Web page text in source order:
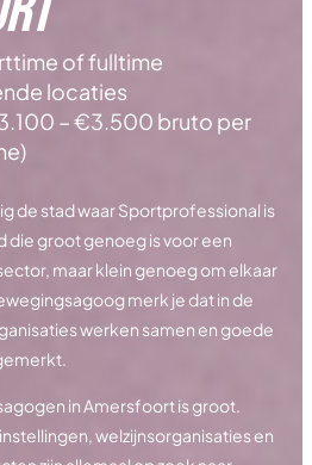
of fulltime
locaties
– €3.500 bruto per
de stad waar Sportprofessional is
die groot genoeg is voor een
maar klein genoeg om elkaar
merk je dat in de
werken samen en goede
in Amersfoort is groot.
welzijnsorganisaties en